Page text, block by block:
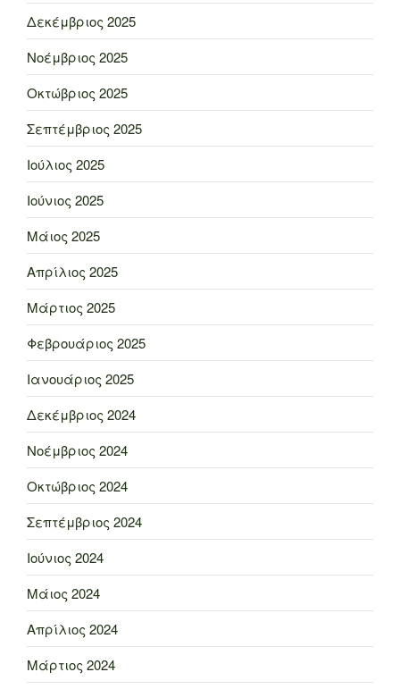
Δεκέμβριος 2025
Νοέμβριος 2025
Οκτώβριος 2025
Σεπτέμβριος 2025
Ιούλιος 2025
Ιούνιος 2025
Μάιος 2025
Απρίλιος 2025
Μάρτιος 2025
Φεβρουάριος 2025
Ιανουάριος 2025
Δεκέμβριος 2024
Νοέμβριος 2024
Οκτώβριος 2024
Σεπτέμβριος 2024
Ιούνιος 2024
Μάιος 2024
Απρίλιος 2024
Μάρτιος 2024